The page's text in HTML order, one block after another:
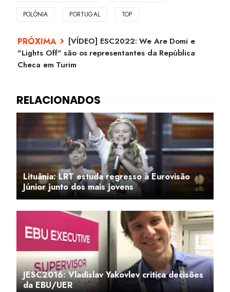
POLÓNIA PORTUGAL TOP
[VÍDEO] ESC2022: We Are Domi e
"Lights Off" são os representantes da República
Checa em Turim
Lituânia: LRT estuda regresso à Eurovisão
Júnior junto dos mais jovens
JESC2016: Vladislav Yakovlev critica decisões
da EBU/UER